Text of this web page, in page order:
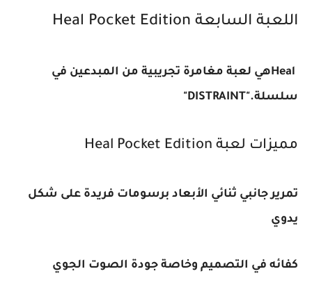
اللعبة السابعة Heal Pocket Edition
Healهي لعبة مغامرة تجريبية من المبدعين في
سلسلة"DISTRAINT".
مميزات لعبة Heal Pocket Edition
تمرير جانبي ثنائي الأبعاد برسومات فريدة على شكل
يدوي
كفائه في التصميم وخاصة جودة الصوت الجوي